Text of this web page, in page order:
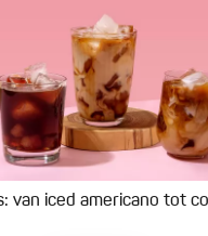
van iced americano tot